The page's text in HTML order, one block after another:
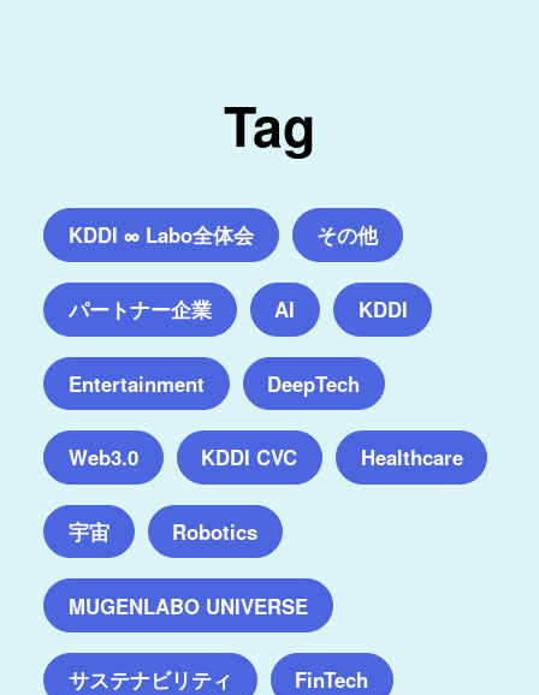
Tag
KDDI ∞ Labo全体会 その他
パートナー企業 AI KDDI
Entertainment DeepTech
Web3.0 KDDI CVC Healthcare
宇宙 Robotics
MUGENLABO UNIVERSE
サステナビリティ FinTech